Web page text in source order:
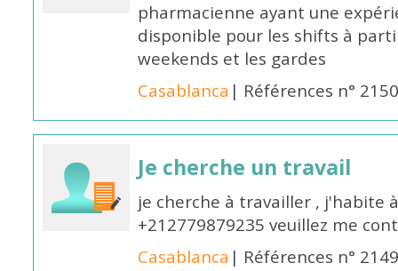
pharmacienne ayant une
disponible pour les shifts à
weekends et les gardes
Casablanca | Références n°
Je cherche un travail
je cherche à travailler , j'habite
+212779879235 veuillez me
Casablanca | Références n°